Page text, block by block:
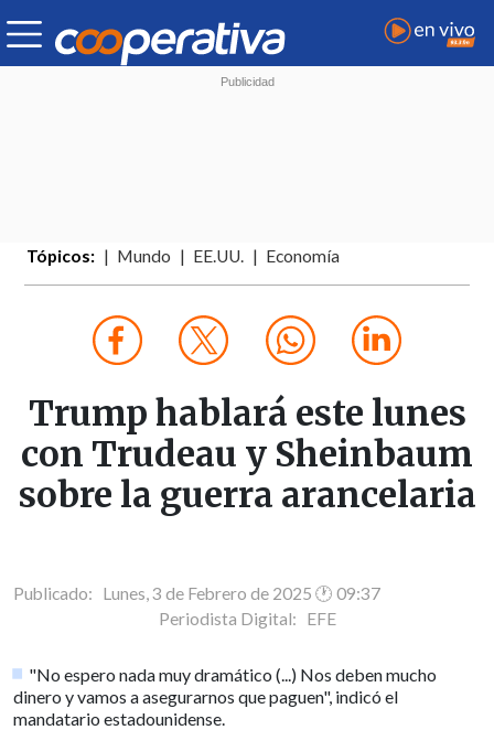
Tópicos: Mundo EE.UU. Economía
Trump hablará este lunes
con Trudeau y Sheinbaum
sobre la guerra arancelaria
Publicado: Lunes, 3 de Febrero de 2025 🕐 09:37
Periodista Digital: EFE
"No espero nada muy dramático (...) Nos deben mucho
dinero y vamos a asegurarnos que paguen", indicó el
mandatario estadounidense.